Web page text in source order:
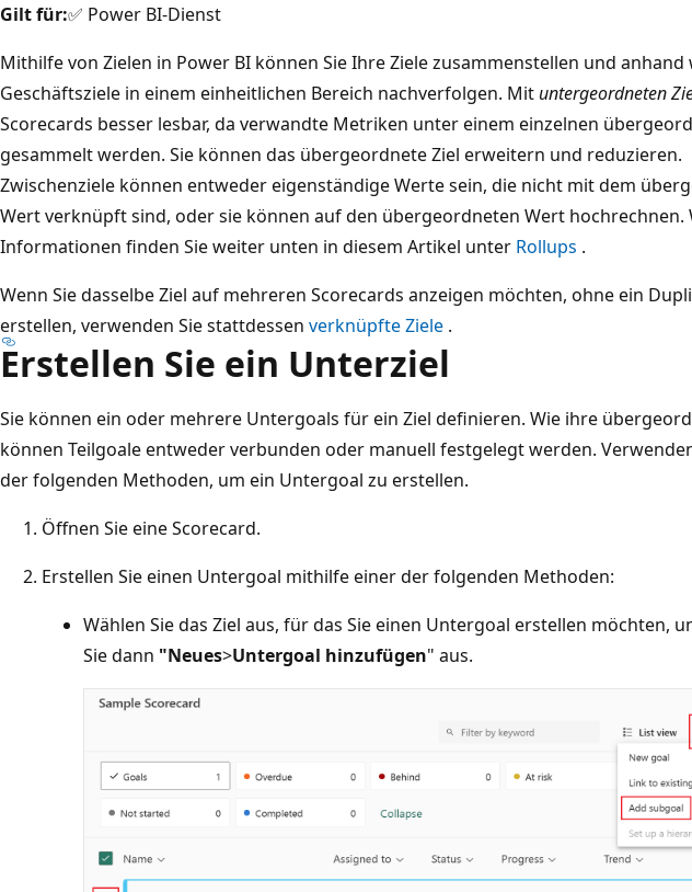
Gilt für:✅ Power BI-Dienst
Mithilfe von Zielen in Power BI können Sie Ihre Ziele zusammenstellen und
Geschäftsziele in einem einheitlichen Bereich nachverfolgen. Mit untergeordneten
Scorecards besser lesbar, da verwandte Metriken unter einem einzelnen
gesammelt werden. Sie können das übergeordnete Ziel erweitern und reduzieren.
Zwischenziele können entweder eigenständige Werte sein, die nicht mit dem
Wert verknüpft sind, oder sie können auf den übergeordneten Wert hochrechnen.
Informationen finden Sie weiter unten in diesem Artikel unter Rollups .
Wenn Sie dasselbe Ziel auf mehreren Scorecards anzeigen möchten, ohne ein
erstellen, verwenden Sie stattdessen verknüpfte Ziele .
Erstellen Sie ein Unterziel
Sie können ein oder mehrere Untergoals für ein Ziel definieren. Wie ihre
können Teilgoale entweder verbunden oder manuell festgelegt werden.
der folgenden Methoden, um ein Untergoal zu erstellen.
Öffnen Sie eine Scorecard.
Erstellen Sie einen Untergoal mithilfe einer der folgenden Methoden:
Wählen Sie das Ziel aus, für das Sie einen Untergoal erstellen möchten,
Sie dann "Neues>Untergoal hinzufügen" aus.